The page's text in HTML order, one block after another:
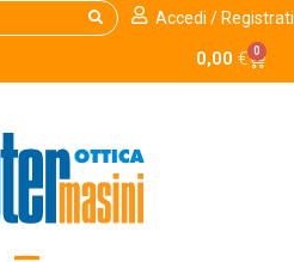
Accedi / Registrati
0,00 € 0